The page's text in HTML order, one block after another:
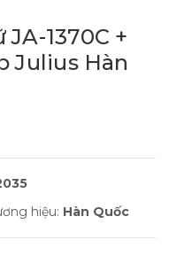
1370C +
Julius Hàn
hiệu: Hàn Quốc